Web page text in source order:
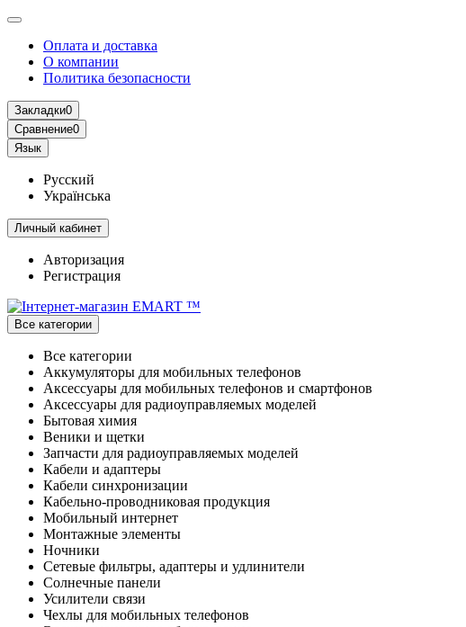
Оплата и доставка
О компании
Политика безопасности
Закладки0
Сравнение0
Язык
Русский
Українська
Личный кабинет
Авторизация
Регистрация
Все категории
Все категории
Аккумуляторы для мобильных телефонов
Аксессуары для мобильных телефонов и смартфонов
Аксессуары для радиоуправляемых моделей
Бытовая химия
Веники и щетки
Запчасти для радиоуправляемых моделей
Кабели и адаптеры
Кабели синхронизации
Кабельно-проводниковая продукция
Мобильный интернет
Монтажные элементы
Ночники
Сетевые фильтры, адаптеры и удлинители
Солнечные панели
Усилители связи
Чехлы для мобильных телефонов